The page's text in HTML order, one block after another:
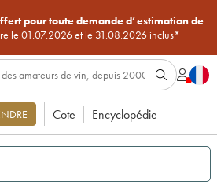
pour toute demande d’estimation de
le 01.07.2026 et le 31.08.2026 inclus*
Cote Encyclopédie